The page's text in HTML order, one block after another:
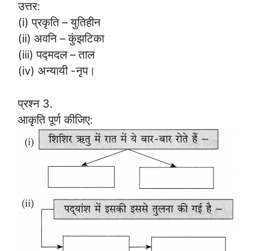
उत्तर:
(i) प्रकृति – युतिहीन
(ii) अवनि – कुंझटिका
(iii) पद्मदल – ताल
(iv) अन्यायी -नृप।
प्रश्न 3.
आकृति पूर्ण कीजिए: